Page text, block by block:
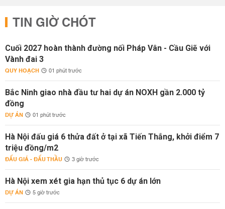
TIN GIỜ CHÓT
Cuối 2027 hoàn thành đường nối Pháp Vân - Cầu Giẽ với
Vành đai 3
QUY HOẠCH 01 phút trước
Bắc Ninh giao nhà đầu tư hai dự án NOXH gần 2.000 tỷ
đồng
DỰ ÁN 01 phút trước
Hà Nội đấu giá 6 thửa đất ở tại xã Tiến Thắng, khởi điểm 7
triệu đồng/m2
ĐẤU GIÁ - ĐẤU THẦU 3 giờ trước
Hà Nội xem xét gia hạn thủ tục 6 dự án lớn
DỰ ÁN 5 giờ trước